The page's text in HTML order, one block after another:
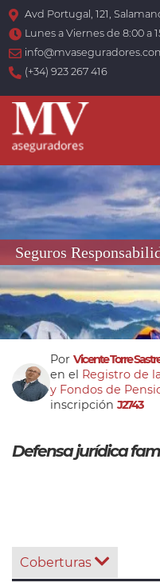
Avd Portugal, 121,
Lunes a Viernes de 8:00 a
(+34) 923 267 416
Seguros
Por Vicente Torre
en el Registro de
y Fondos de
inscripción J2743
Defensa jurídica
Coberturas